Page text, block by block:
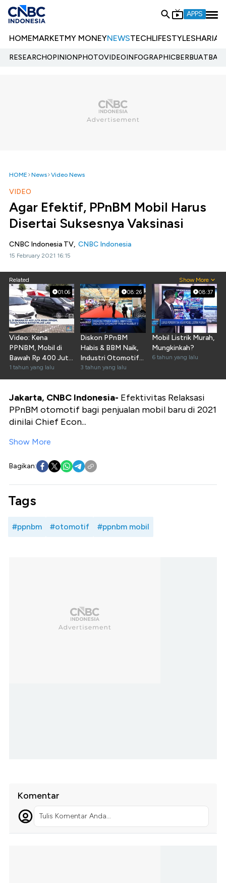
APPS
HOMEMARKETMY MONEYNEWSTECHLIFESTYLESHARIA
RESEARCHOPINIONPHOTOVIDEOINFOGRAPHIC
HOME News Video News
VIDEO
Agar Efektif, PPnBM Mobil Harus
Disertai Suksesnya Vaksinasi
CNBC Indonesia TV, CNBC Indonesia
15 February 2021 16:15
Related Show More
01:06
Video: Kena
PPNBM, Mobil di
Bawah Rp 400 Juta
Harus Bayar Pajak
Lagi
1 tahun yang lalu
08:26
Diskon PPnBM
Habis & BBM Naik,
Industri Otomotif
Apa Kabar?
3 tahun yang lalu
08:37
Mobil Listrik Murah,
Mungkinkah?
6 tahun yang lalu
Jakarta, CNBC Indonesia- Efektivitas Relaksasi
PPnBM otomotif bagi penjualan mobil baru di 2021
dinilai Chief Econ...
Show More
Bagikan:
Tags
#ppnbm #otomotif #ppnbm mobil
Komentar
Tulis Komentar Anda...